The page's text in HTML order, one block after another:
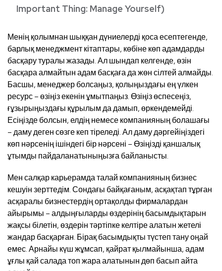
Important Thing: Manage Yourself)
Менің қолымнан шыққан дүниелерді қоса есептегенде,
барлық менеджмент кітаптары, көбіне көп адамдарды
басқару туралы жазады. Ал шындап келгенде, өзін
басқара алмайтын адам басқаға да жөн сілтей алмайды.
Басшы, менеджер болсаңыз, қолыңыздағы ең үлкен
ресурс – өзіңіз екенін ұмытпаңыз. Өзіңіз өспесеңіз,
ғұзырыңыздағы құрылым да дамып, өркендемейді.
Есіңізде болсын, елдің немесе компанияның болашағы
– даму деген сөзге кеп тіреледі. Ал даму дәргейіңіздегі
көп нәрсенің ішіндегі бір нәрсені – Өзіңізді қаншалық
ұтымды пайдаланатыныңызға байланысты.
Мен салқар карьерамда талай компанияның бизнес
кешуін зерттедім. Сондағы байқағаным, асқақтап тұрған
асқаралы бизнестердің ортақолды фирмалардан
айырымы – алдыңғыларды өздерінің басымдықтарын
жақсы білетін, өздерін тәртіпке келтіре алатын жетелі
жандар басқарған. Бірақ басымдықты түстеп тану оңай
емес. Арнайы күш жұмсап, қайрат қылмайынша, адам
ұғлы қай салада топ жара алатынын дөп басып айта